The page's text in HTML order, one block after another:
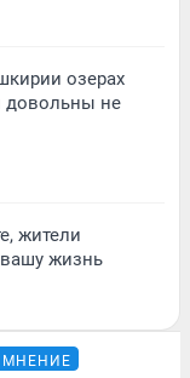
озерах
довольны не
жители
жизнь
МНЕНИЕ